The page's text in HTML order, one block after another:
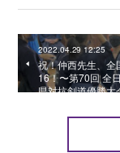
2022.04.29 12:25
祝！仲西先生、全
16！〜第70回 全
県対抗剣道優勝大